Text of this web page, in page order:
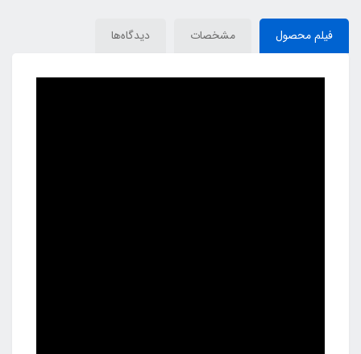
فیلم محصول مشخصات دیدگاه‌ها